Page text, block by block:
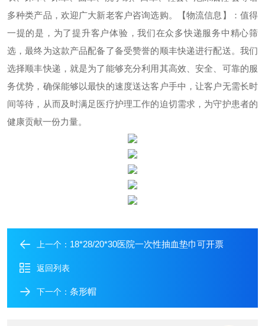
多种类产品，欢迎广大新老客户咨询选购。
【物流信息】：值得
一提的是，为了提升客户体验，我们在众多快递服务中精心筛
选，最终为这款产品配备了备受赞誉的顺丰快递进行配送。我们
选择顺丰快递，就是为了能够充分利用其高效、安全、可靠的服
务优势，确保能够以最快的速度送达客户手中，让客户无需长时
间等待，从而及时满足医疗护理工作的迫切需求，为守护患者的
健康贡献一份力量。
上一个： 18*28/20*30医院一次性抽血垫巾可开票
返回列表
下一个： 条形帽